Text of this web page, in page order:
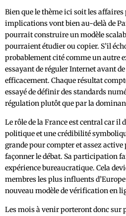
Bien que le thème ici soit les
implications vont bien au-delà de
pourrait construire un modèle
pourraient étudier ou copier. S’il
probablement cité comme un autre
essayant de réguler Internet avant
efficacement. Chaque résultat
essayé de définir des standards
régulation plutôt que par la
Le rôle de la France est central car il
politique et une crédibilité
grande pour compter et assez
façonner le débat. Sa participation
expérience bureaucratique. Cela
membres les plus influents
nouveau modèle de vérification en
Les mois à venir porteront donc sur